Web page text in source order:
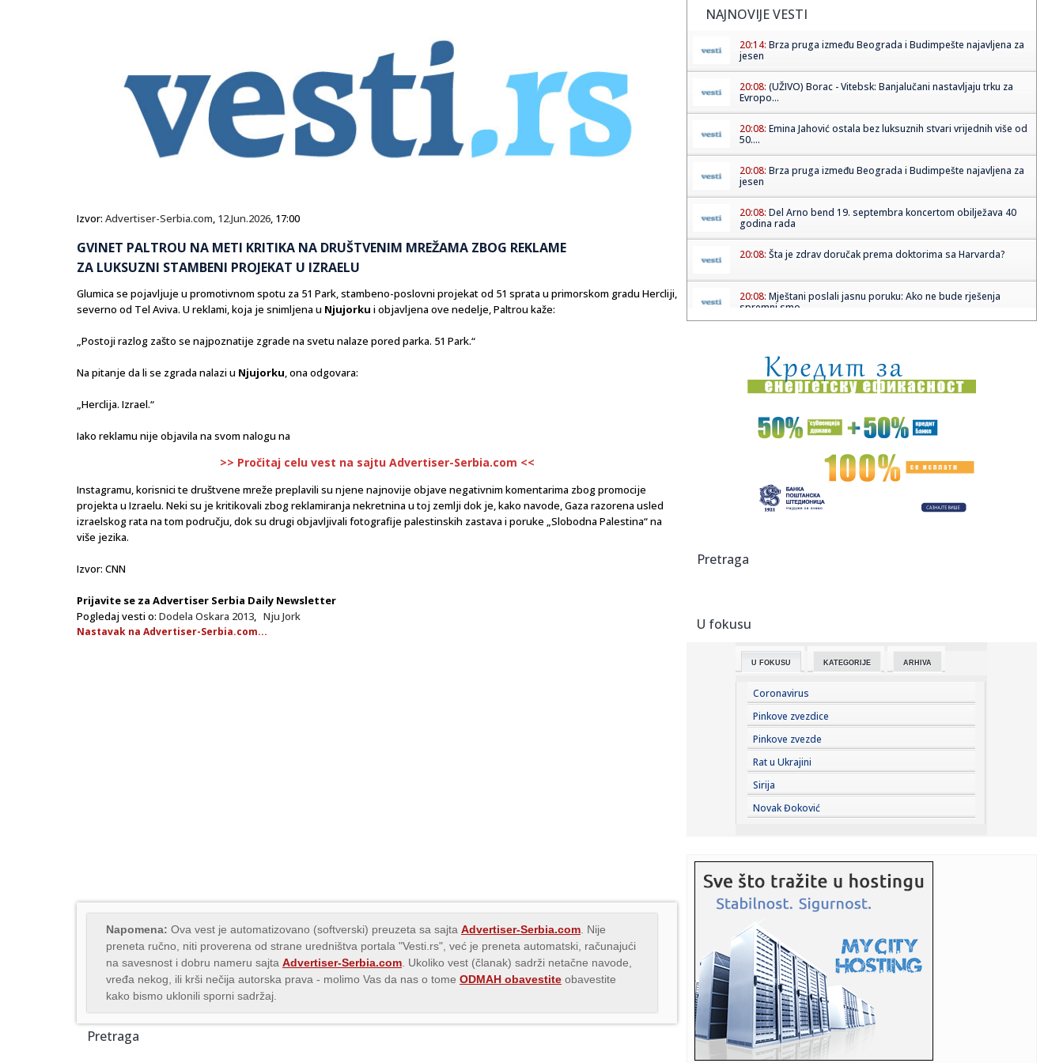
Izvor: Advertiser-Serbia.com, 12.Jun.2026, 17:00
GVINET PALTROU NA METI KRITIKA NA DRUŠTVENIM MREŽAMA ZBOG REKLAME
ZA LUKSUZNI STAMBENI PROJEKAT U IZRAELU
Glumica se pojavljuje u promotivnom spotu za 51 Park, stambeno-poslovni projekat od 51 sprata u primorskom gradu Hercliji,
severno od Tel Aviva. U reklami, koja je snimljena u Njujorku i objavljena ove nedelje, Paltrou kaže:
„Postoji razlog zašto se najpoznatije zgrade na svetu nalaze pored parka. 51 Park.“
Na pitanje da li se zgrada nalazi u Njujorku, ona odgovara:
„Herclija. Izrael.“
Iako reklamu nije objavila na svom nalogu na
>> Pročitaj celu vest na sajtu Advertiser-Serbia.com <<
Instagramu, korisnici te društvene mreže preplavili su njene najnovije objave negativnim komentarima zbog promocije
projekta u Izraelu. Neki su je kritikovali zbog reklamiranja nekretnina u toj zemlji dok je, kako navode, Gaza razorena usled
izraelskog rata na tom području, dok su drugi objavljivali fotografije palestinskih zastava i poruke „Slobodna Palestina“ na
više jezika.
Izvor: CNN
Prijavite se za Advertiser Serbia Daily Newsletter
Pogledaj vesti o: Dodela Oskara 2013, Nju Jork
Nastavak na Advertiser-Serbia.com...
Napomena: Ova vest je automatizovano (softverski) preuzeta sa sajta Advertiser-Serbia.com . Nije
preneta ručno, niti proverena od strane uredništva portala "Vesti.rs", već je preneta automatski, računajući
na savesnost i dobru nameru sajta Advertiser-Serbia.com . Ukoliko vest (članak) sadrži netačne navode,
vređa nekog, ili krši nečija autorska prava - molimo Vas da nas o tome ODMAH obavestite obavestite
kako bismo uklonili sporni sadržaj.
Pretraga
NAJNOVIJE VESTI
20:14: Brza pruga između Beograda i Budimpešte najavljena za
jesen
20:08: (UŽIVO) Borac - Vitebsk: Banjalučani nastavljaju trku za
Evropo...
20:08: Emina Jahović ostala bez luksuznih stvari vrijednih više od
50....
20:08: Brza pruga između Beograda i Budimpešte najavljena za
jesen
20:08: Del Arno bend 19. septembra koncertom obilježava 40
godina rada
20:08: Šta je zdrav doručak prema doktorima sa Harvarda?
20:08: Mještani poslali jasnu poruku: Ako ne bude rješenja
spremni smo...
20:07:Poznati NBA analitičar o Filadelfiji: "Ne znam gde se Braun
ukla...
20:04:Kostić predstavljen u Ajndhovenu: Kada je stigao poziv,
odmah sa...
Iran priprema zakon koji bi neprijateljskim brodovima
20:00:Počela inspekcijska kontrola neracionalne potrošnje vode
naselje o...
20:00:
20:00:
(SASTAVI) ILIĆ OTVORIO KARTE: Jedna stvar odmah upada
19:59:Zelenski presekao: Smenjeni su
19:54:Dejvis i Vašington – odložena važna odluka
19:53:Novi Skaj podaci stigli u Srbiju, Evrodžast pokreće akciju
"Let...
19:51: Partizan ostao bez još jednog pojačanja
19:48:
Kra...
19:46:Da li vredi kupiti "Fiću" bez krova? – Fiat 500C | Auto Test
19:44:Evo kakvo je stanje na granicama: Putnička vozila čekaju tri
sa...
19:44:SVE JE DOGOVORENO PREKO MARINA: Agent otkrio šta se
Pretraga
U fokusu
U FOKUSU KATEGORIJE ARHIVA
Coronavirus
Pinkove zvezdice
Pinkove zvezde
Rat u Ukrajini
Sirija
Novak Đoković